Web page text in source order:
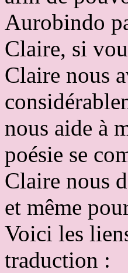
Aurobindo
Claire, si
Claire nous
nous aide à
poésie se
Claire nous
et même
Voici les
traduction :